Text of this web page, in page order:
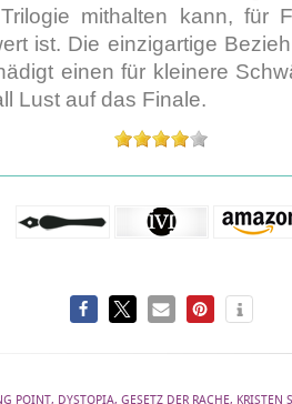
mithalten kann, für
ist. Die einzigartige
einen für kleinere
Lust auf das Finale.
POINT, DYSTOPIA, GESETZ DER RACHE, KRISTEN